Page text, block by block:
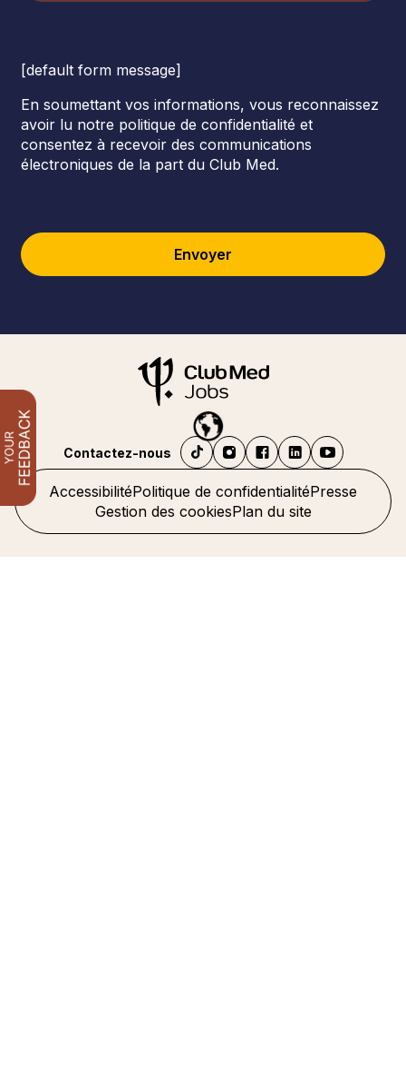
[default form message]
En soumettant vos informations, vous reconnaissez
avoir lu notre politique de confidentialité et
consentez à recevoir des communications
électroniques de la part du Club Med.
Envoyer
AccessibilitéPolitique de confidentialitéPresse
Gestion des cookiesPlan du site
Contactez-nous